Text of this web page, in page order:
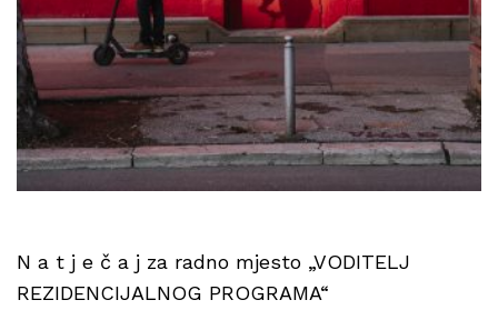
N a t j e č a j za radno mjesto „VODITELJ
REZIDENCIJALNOG PROGRAMA“